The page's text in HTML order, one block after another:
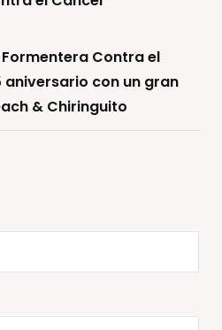
Contra el
aniversario con un gran
& Chiringuito